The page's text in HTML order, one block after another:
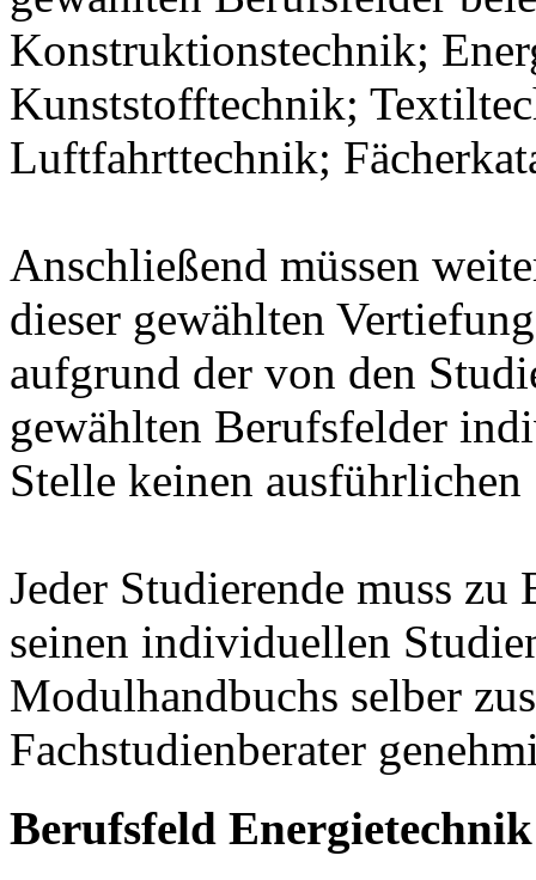
Konstruktionstechnik;
Kunststofftechnik;
Luftfahrttechnik;
Anschließend müssen
dieser gewählten
aufgrund der von den
gewählten Berufsfelder
Stelle keinen
Jeder Studierende muss
seinen individuellen
Modulhandbuchs selber
Fachstudienberater
Berufsfeld Energietechnik